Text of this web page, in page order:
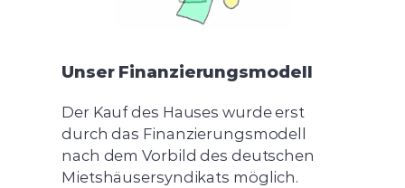
Unser Finanzierungsmodell
Der Kauf des Hauses wurde erst
durch das Finanzierungsmodell
nach dem Vorbild des deutschen
Mietshäusersyndikats möglich.